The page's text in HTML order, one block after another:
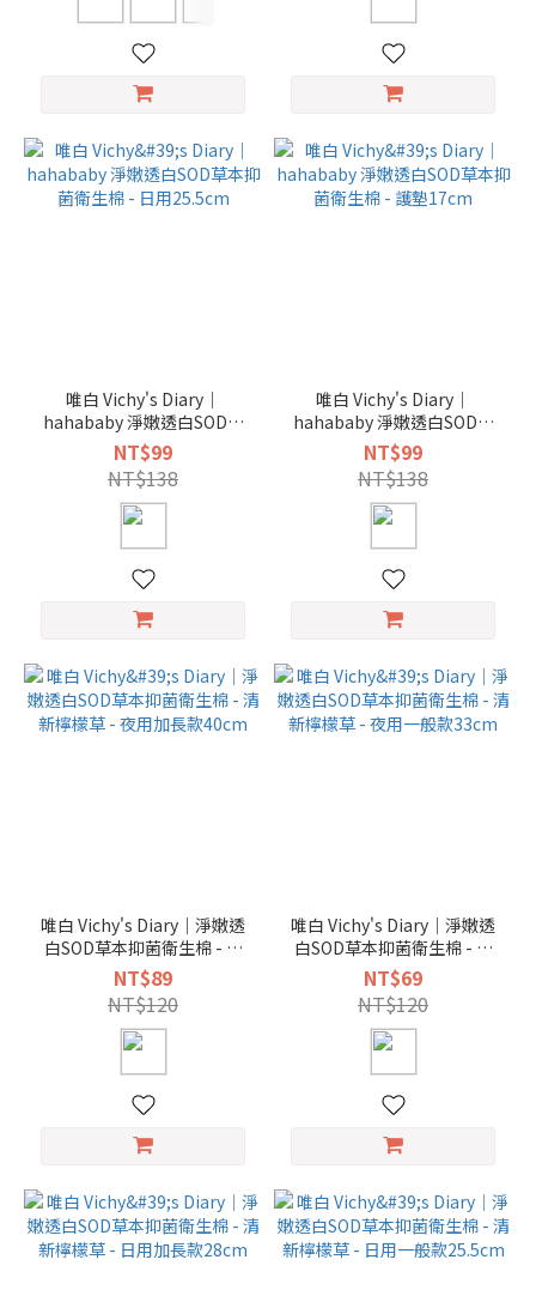
唯白 Vichy's Diary｜
hahababy 淨嫩透白SOD草
本抑菌衛生棉 - 日用25.5cm
NT$99
NT$138
唯白 Vichy's Diary｜
hahababy 淨嫩透白SOD草
本抑菌衛生棉 - 護墊17cm
NT$99
NT$138
唯白 Vichy's Diary｜淨嫩透
白SOD草本抑菌衛生棉 - 清
新檸檬草 - 夜用加長款40cm
NT$89
NT$120
唯白 Vichy's Diary｜淨嫩透
白SOD草本抑菌衛生棉 - 清
新檸檬草 - 夜用一般款33cm
NT$69
NT$120